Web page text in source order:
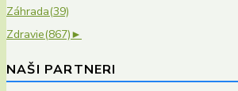
Záhrada(39)
Zdravie(867)►
NAŠI PARTNERI